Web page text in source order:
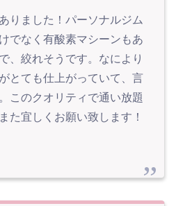
りました！パーソナルジム
でなく有酸素マシーンもあ
、絞れそうです。なにより
とても仕上がっていて、言
このクオリティで通い放題
た宜しくお願い致します！